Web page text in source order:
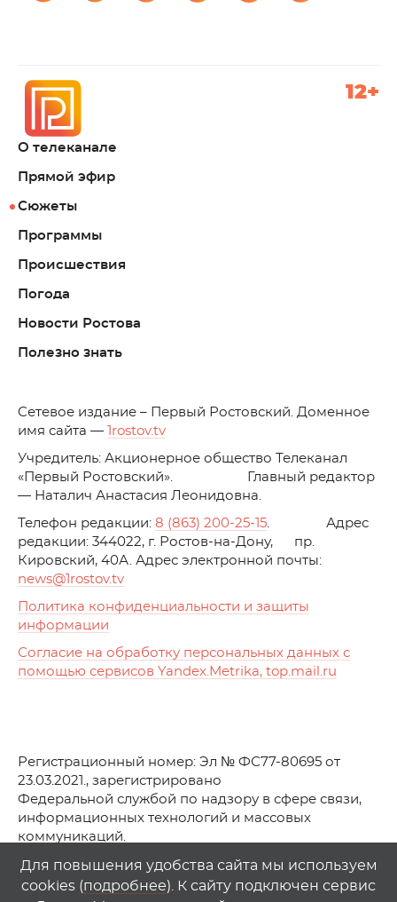
О телеканале
Прямой эфир
Сюжеты
Программы
Происшествия
Погода
Новости Ростова
Полезно знать
12+
Cетевое издание – Первый Ростовский. Доменное
имя сайта —
1rostov.tv
Учредитель: Акционерное общество Телеканал
«Первый Ростовский». Главный редактор
— Наталич Анастасия Леонидовна.
Телефон редакции: 8 (863) 200-25-15. Адрес
редакции: 344022, г. Ростов-на-Дону, пр.
Кировский, 40А. Адрес электронной почты:
news@1rostov.tv
Политика конфиденциальности и защиты
информации
Согласие на обработку персональных данных с
помощью сервисов Yandex.Metrika, top.mail.ru
Регистрационный номер: Эл № ФС77-80695 от
23.03.2021., зарегистрировано
Федеральной службой по надзору в сфере связи,
информационных технологий и массовых
коммуникаций.
© АО Телеканал «Первый Ростовский» (2021-2025)
Любое использование материалов сайта возможно
Для повышения удобства сайта мы используем
cookies (подробнее). К сайту подключен сервис